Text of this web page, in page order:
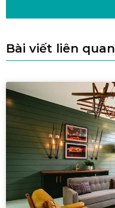
Bài viết liên quan